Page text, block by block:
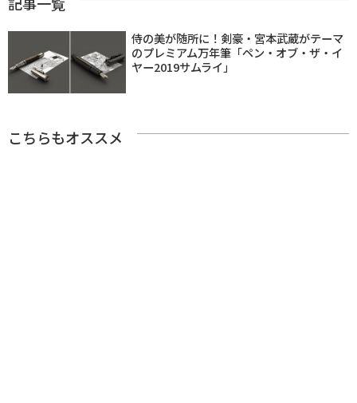
侍の美が随所に！剣豪・宮本武蔵がテーマ
のプレミアム万年筆「ペン・オブ・ザ・イ
ヤー2019サムライ」
こちらもオススメ